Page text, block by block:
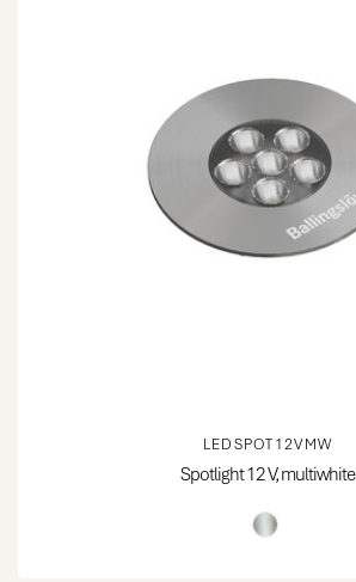
LEDSPOT12VMW
Spotlight 12 V, multiwhite